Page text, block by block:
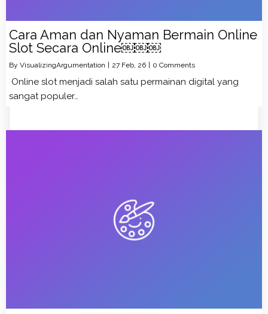
Cara Aman dan Nyaman Bermain Online
Slot Secara Online￼￼￼
By VisualizingArgumentation | 27 Feb, 26 | 0 Comments
Online slot menjadi salah satu permainan digital yang
sangat populer…